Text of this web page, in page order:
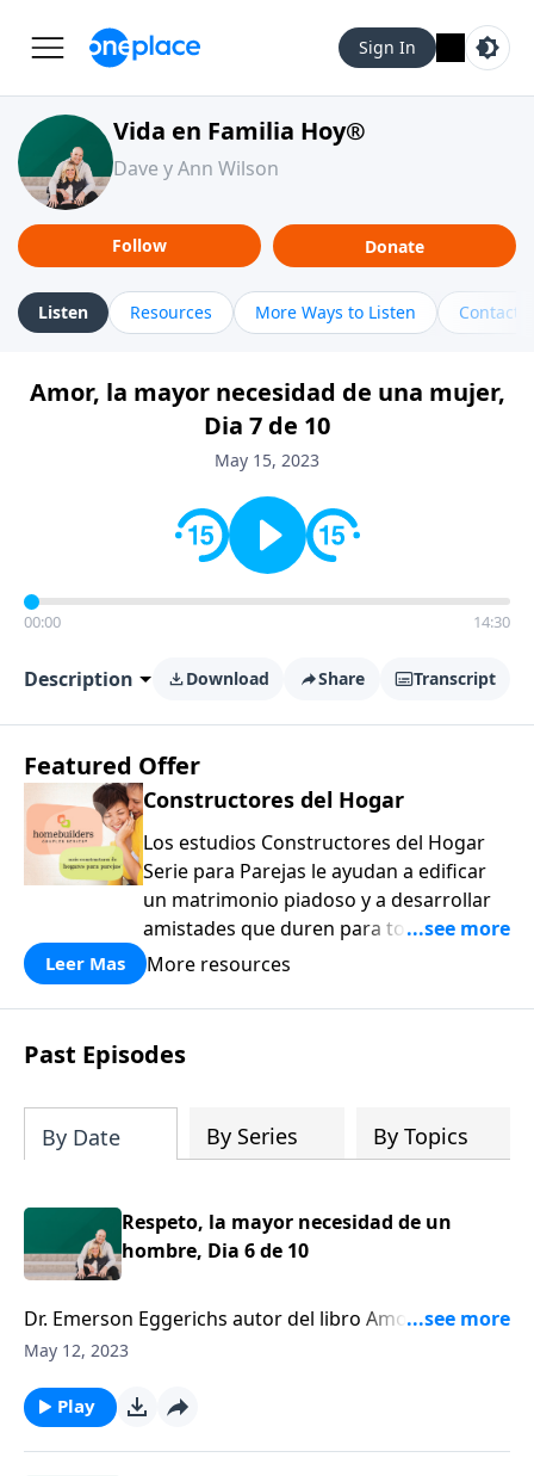
Sign In
Vida en Familia Hoy®
Dave y Ann Wilson
Follow Donate
Listen Resources More Ways to Listen Contact
Amor, la mayor necesidad de una mujer,
Dia 7 de 10
May 15, 2023
00:00 14:30
Description Download Share Transcript
Featured Offer
Constructores del Hogar
Los estudios Constructores del Hogar
Serie para Parejas le ayudan a edificar
un matrimonio piadoso y a desarrollar
amistades que duren para toda la vida.
¡Únase a uno de los estudios de grupos
a casa los principios de la Palabra de
Dios para compartirlos con su familia,
su iglesia y su comunidad!
Leer Mas More resources
Past Episodes
By Date By Series By Topics
Respeto, la mayor necesidad de un
hombre, Dia 6 de 10
Dr. Emerson Eggerichs autor del libro Amor y
Respeto, unete a nosotros hoy para hablar sobre el
hablaremos sobre cómo recuperarlo.
May 12, 2023
Play